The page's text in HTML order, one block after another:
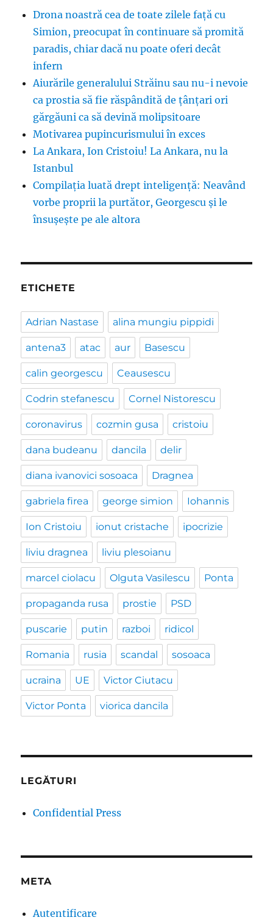
Drona noastră cea de toate zilele față cu
Simion, preocupat în continuare să promită
paradis, chiar dacă nu poate oferi decât
infern
Aiurările generalului Străinu sau nu-i nevoie
ca prostia să fie răspândită de țânțari ori
gărgăuni ca să devină molipsitoare
Motivarea pupincurismului în exces
La Ankara, Ion Cristoiu! La Ankara, nu la
Istanbul
Compilația luată drept inteligență: Neavând
vorbe proprii la purtător, Georgescu și le
însușește pe ale altora
ETICHETE
Adrian Nastase alina mungiu pippidi
antena3 atac aur Basescu
calin georgescu Ceausescu
Codrin stefanescu Cornel Nistorescu
coronavirus cozmin gusa cristoiu
dana budeanu dancila delir
diana ivanovici sosoaca Dragnea
gabriela firea george simion Iohannis
Ion Cristoiu ionut cristache ipocrizie
liviu dragnea liviu plesoianu
marcel ciolacu Olguta Vasilescu Ponta
propaganda rusa prostie PSD
puscarie putin razboi ridicol
Romania rusia scandal sosoaca
ucraina UE Victor Ciutacu
Victor Ponta viorica dancila
LEGĂTURI
Confidential Press
META
Autentificare